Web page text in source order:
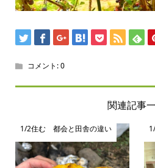
コメント:0
関連記事
1/2住む 都会と田舎の違い